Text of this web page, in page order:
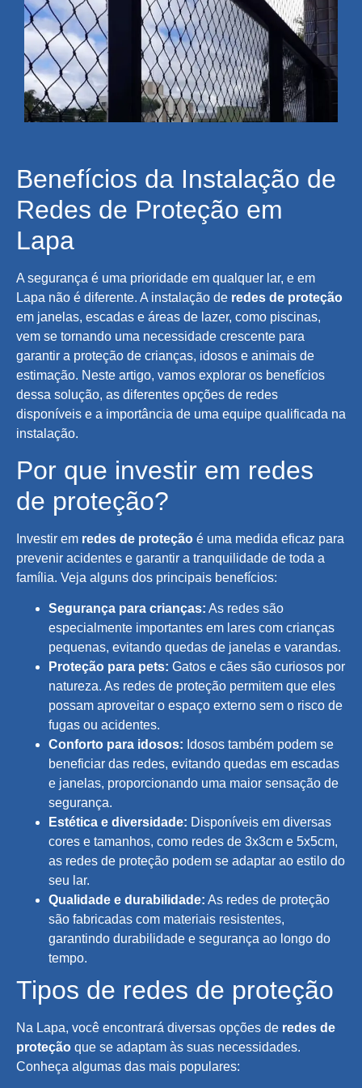
Benefícios da Instalação de
Redes de Proteção em
Lapa
A segurança é uma prioridade em qualquer lar, e em
Lapa não é diferente. A instalação de redes de proteção
em janelas, escadas e áreas de lazer, como piscinas,
vem se tornando uma necessidade crescente para
garantir a proteção de crianças, idosos e animais de
estimação. Neste artigo, vamos explorar os benefícios
dessa solução, as diferentes opções de redes
disponíveis e a importância de uma equipe qualificada na
instalação.
Por que investir em redes
de proteção?
Investir em redes de proteção é uma medida eficaz para
prevenir acidentes e garantir a tranquilidade de toda a
família. Veja alguns dos principais benefícios:
Segurança para crianças: As redes são
especialmente importantes em lares com crianças
pequenas, evitando quedas de janelas e varandas.
Proteção para pets: Gatos e cães são curiosos por
natureza. As redes de proteção permitem que eles
possam aproveitar o espaço externo sem o risco de
fugas ou acidentes.
Conforto para idosos: Idosos também podem se
beneficiar das redes, evitando quedas em escadas
e janelas, proporcionando uma maior sensação de
segurança.
Estética e diversidade: Disponíveis em diversas
cores e tamanhos, como redes de 3x3cm e 5x5cm,
as redes de proteção podem se adaptar ao estilo do
seu lar.
Qualidade e durabilidade: As redes de proteção
são fabricadas com materiais resistentes,
garantindo durabilidade e segurança ao longo do
tempo.
Tipos de redes de proteção
Na Lapa, você encontrará diversas opções de redes de
proteção que se adaptam às suas necessidades.
Conheça algumas das mais populares: